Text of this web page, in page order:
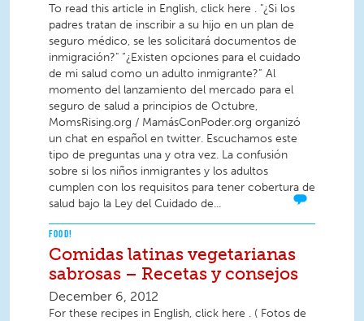
To read this article in English, click here . "¿Si los
padres tratan de inscribir a su hijo en un plan de
seguro médico, se les solicitará documentos de
inmigración?" “¿Existen opciones para el cuidado
de mi salud como un adulto inmigrante?” Al
momento del lanzamiento del mercado para el
seguro de salud a principios de Octubre,
MomsRising.org / MamásConPoder.org organizó
un chat en español en twitter. Escuchamos este
tipo de preguntas una y otra vez. La confusión
sobre si los niños inmigrantes y los adultos
cumplen con los requisitos para tener cobertura de
salud bajo la Ley del Cuidado de...
FOOD!
Comidas latinas vegetarianas
sabrosas – Recetas y consejos
December 6, 2012
For these recipes in English, click here . ( Fotos de